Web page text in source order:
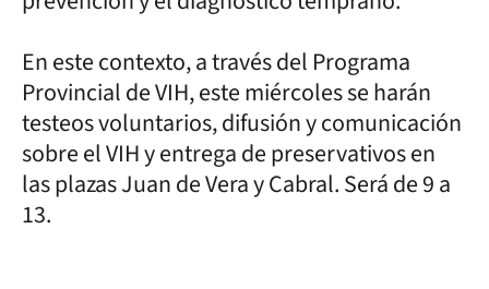
En este contexto, a través del Programa
Provincial de VIH, este miércoles se harán
testeos voluntarios, difusión y comunicación
sobre el VIH y entrega de preservativos en
las plazas Juan de Vera y Cabral. Será de 9 a
13.